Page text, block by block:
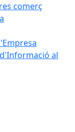
comerç
al